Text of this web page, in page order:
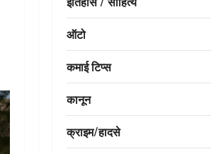
ऑटो
कमाई टिप्स
कानून
क्राइम/हादसे